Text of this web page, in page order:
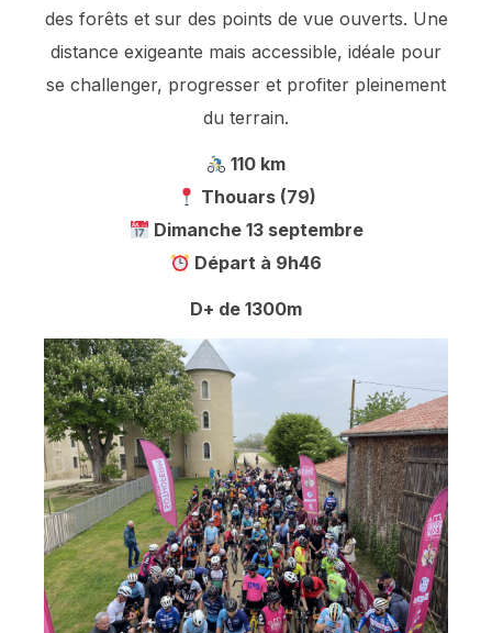
des forêts et sur des points de vue ouverts. Une
distance exigeante mais accessible, idéale pour
se challenger, progresser et profiter pleinement
du terrain.
110 km
Thouars (79)
Dimanche 13 septembre
Départ à 9h46
D+ de 1300m